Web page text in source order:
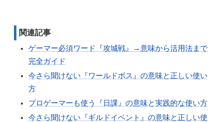
関連記事
ゲーマー必須ワード『攻城戦』→意味から活用法まで
完全ガイド
今さら聞けない『ワールドボス』の意味と正しい使い
方
プロゲーマーも使う『日課』の意味と実践的な使い方
今さら聞けない『ギルドイベント』の意味と正しい使